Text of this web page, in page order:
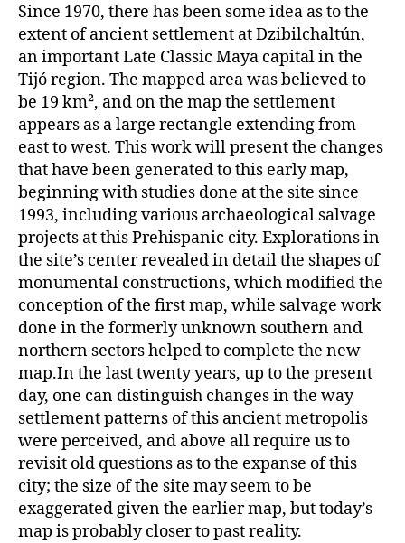
Since 1970, there has been some idea as to the
extent of ancient settlement at Dzibilchaltún,
an important Late Classic Maya capital in the
Tijó region. The mapped area was believed to
be 19 km², and on the map the settlement
appears as a large rectangle extending from
east to west. This work will present the changes
that have been generated to this early map,
beginning with studies done at the site since
1993, including various archaeological salvage
projects at this Prehispanic city. Explorations in
the site’s center revealed in detail the shapes of
monumental constructions, which modified the
conception of the first map, while salvage work
done in the formerly unknown southern and
northern sectors helped to complete the new
map.In the last twenty years, up to the present
day, one can distinguish changes in the way
settlement patterns of this ancient metropolis
were perceived, and above all require us to
revisit old questions as to the expanse of this
city; the size of the site may seem to be
exaggerated given the earlier map, but today’s
map is probably closer to past reality.